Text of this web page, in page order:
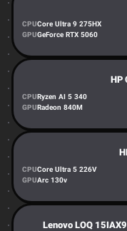
CPUCore Ultra 9 275HX
GPUGeForce RTX 5060
HP
CPURyzen AI 5 340
GPURadeon 840M
CPUCore Ultra 5 226V
GPUArc 130v
Lenovo LOQ